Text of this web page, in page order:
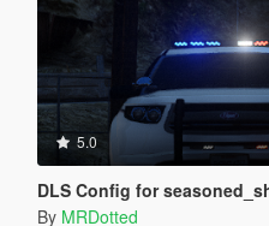
5.0
DLS Config for
By MRDotted